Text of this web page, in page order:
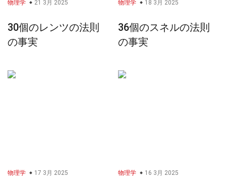
物理学 21 3月 2025
30個のレンツの法則
の事実
物理学 18 3月 2025
36個のスネルの法則
の事実
物理学 17 3月 2025 物理学 16 3月 2025